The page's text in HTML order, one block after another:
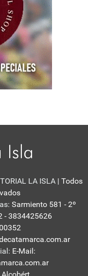
LA ISLA | Todos
Sarmiento 581 - 2º
- 3834425626
E-Mail: